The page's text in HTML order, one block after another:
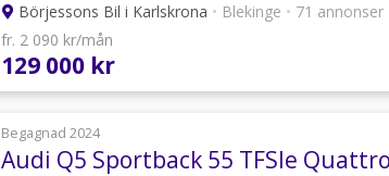
Börjessons Bil i Karlskrona • Blekinge • 71 annonser
fr. 2 090 kr/mån
129 000 kr
Begagnad 2024
Audi Q5 Sportback 55 TFSIe